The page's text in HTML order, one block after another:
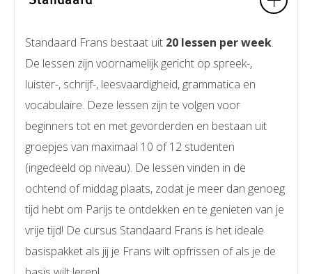
Standaard Frans bestaat uit 20 lessen per week.
De lessen zijn voornamelijk gericht op spreek-,
luister-, schrijf-, leesvaardigheid, grammatica en
vocabulaire. Deze lessen zijn te volgen voor
beginners tot en met gevorderden en bestaan uit
groepjes van maximaal 10 of 12 studenten
(ingedeeld op niveau). De lessen vinden in de
ochtend of middag plaats, zodat je meer dan genoeg
tijd hebt om Parijs te ontdekken en te genieten van je
vrije tijd! De cursus Standaard Frans is het ideale
basispakket als jij je Frans wilt opfrissen of als je de